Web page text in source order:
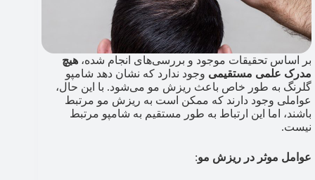
بر اساس تحقیقات موجود و بررسی‌های انجام شده، هیچ
مدرک علمی مستقیمی وجود ندارد که نشان دهد شامپو
گلرنگ به طور خاص باعث ریزش مو می‌شود. با این حال،
عواملی وجود دارند که ممکن است به ریزش مو مرتبط
باشند، اما این ارتباط به طور مستقیم به شامپو مرتبط
نیست.
عوامل موثر در ریزش مو: